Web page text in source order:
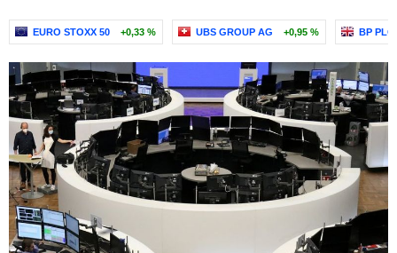
EURO STOXX 50 +0,33 % UBS GROUP AG +0,95 % BP PLC